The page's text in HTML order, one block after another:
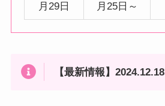
月29日
月25日～
【最新情報】2024.12.18